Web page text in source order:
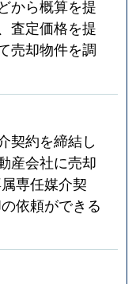
から概算を提
査定価格を提
売却物件を調
契約を締結し
産会社に売却
専任媒介契
依頼ができる